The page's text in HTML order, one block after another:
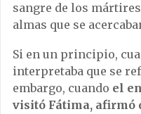
sangre de los
almas que se
Si en un principio,
interpretaba que se
embargo, cuando el
visitó Fátima, afirmó